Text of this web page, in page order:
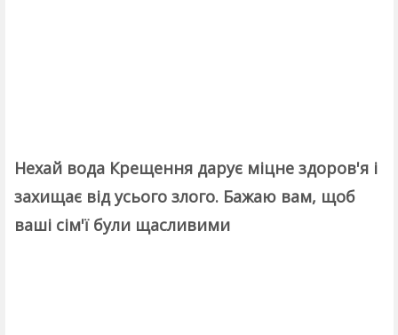
Нехай вода Крещення дарує міцне здоров'я і
захищає від усього злого. Бажаю вам, щоб
ваші сім'ї були щасливими